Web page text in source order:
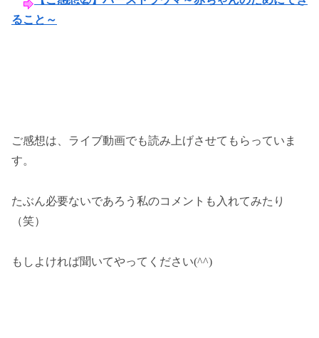
ること～
ご感想は、ライブ動画でも読み上げさせてもらっていま
す。
たぶん必要ないであろう私のコメントも入れてみたり
（笑）
もしよければ聞いてやってください(^^)